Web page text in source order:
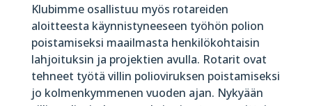
Klubimme osallistuu myös rotareiden
aloitteesta käynnistyneeseen työhön polion
poistamiseksi maailmasta henkilökohtaisin
lahjoituksin ja projektien avulla. Rotarit ovat
tehneet työtä villin polioviruksen poistamiseksi
jo kolmenkymmenen vuoden ajan. Nykyään